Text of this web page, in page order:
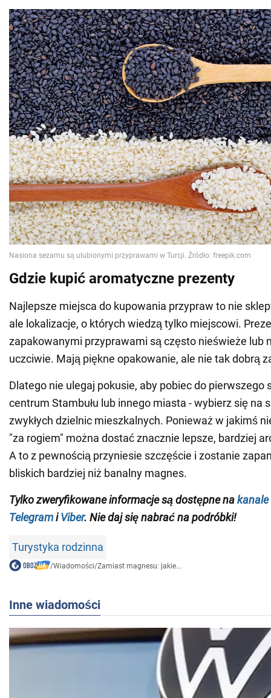
Gdzie kupić aromatyczne prezenty
Najlepsze miejsca do kupowania przypraw to nie
ale lokalizacje, o których wiedzą tylko miejscowi.
zapakowanymi przyprawami są często nieświeże lub
uczciwie. Mają piękne opakowanie, ale nie tak dobrą
Dlatego nie ulegaj pokusie, aby pobiec do pierwszego
centrum Stambułu lub innego miasta - wybierz się na
zwykłych dzielnic mieszkalnych. Ponieważ w jakimś
"za rogiem" można dostać znacznie lepsze, bardziej
A to z pewnością przyniesie szczęście i zostanie
bliskich bardziej niż banalny magnes.
Tylko zweryfikowane informacje są dostępne nakanale
TelegramiViber. Nie daj się nabrać na podróbki!
Turystyka rodzinna
/Wiadomości/Zamiast magnesu: jakie...
Inne wiadomości